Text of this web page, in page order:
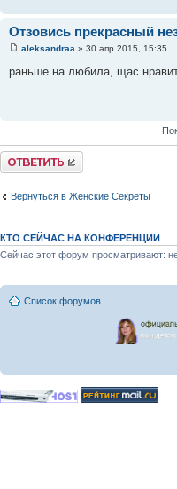
Отзовись прекрасный
aleksandraa » 30 апр 2015, 15:35
раньше на любила, щас
Ответить
Вернуться в Женские Секреты
КТО СЕЙЧАС НА КОНФЕРЕНЦИИ
Сейчас этот форум просматривают:
Список форумов